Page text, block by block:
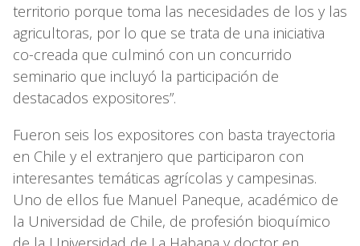
territorio porque toma las necesidades de los y las
agricultoras, por lo que se trata de una iniciativa
co-creada que culminó con un concurrido
seminario que incluyó la participación de
destacados expositores”.
Fueron seis los expositores con basta trayectoria
en Chile y el extranjero que participaron con
interesantes temáticas agrícolas y campesinas.
Uno de ellos fue Manuel Paneque, académico de
la Universidad de Chile, de profesión bioquímico